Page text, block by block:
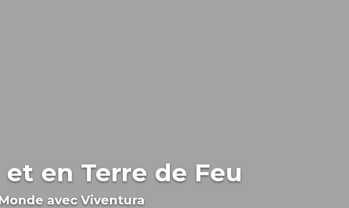
en Terre de Feu
avec Viventura